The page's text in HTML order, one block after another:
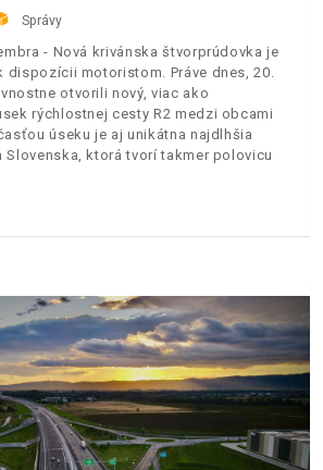
Správy
- Nová krivánska štvorprúdovka je
dispozícii motoristom. Práve dnes, 20.
otvorili nový, viac ako
rýchlostnej cesty R2 medzi obcami
úseku je aj unikátna najdlhšia
Slovenska, ktorá tvorí takmer polovicu